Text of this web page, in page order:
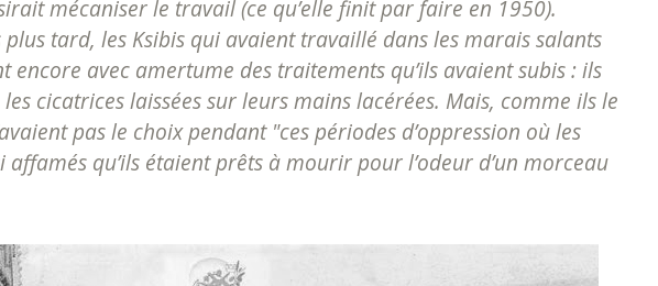
mécaniser le travail (ce qu’elle finit par faire en 1950).
tard, les Ksibis qui avaient travaillé dans les marais salants
encore avec amertume des traitements qu’ils avaient subis : ils
cicatrices laissées sur leurs mains lacérées. Mais, comme ils le
pas le choix pendant "ces périodes d’oppression où les
affamés qu’ils étaient prêts à mourir pour l’odeur d’un morceau